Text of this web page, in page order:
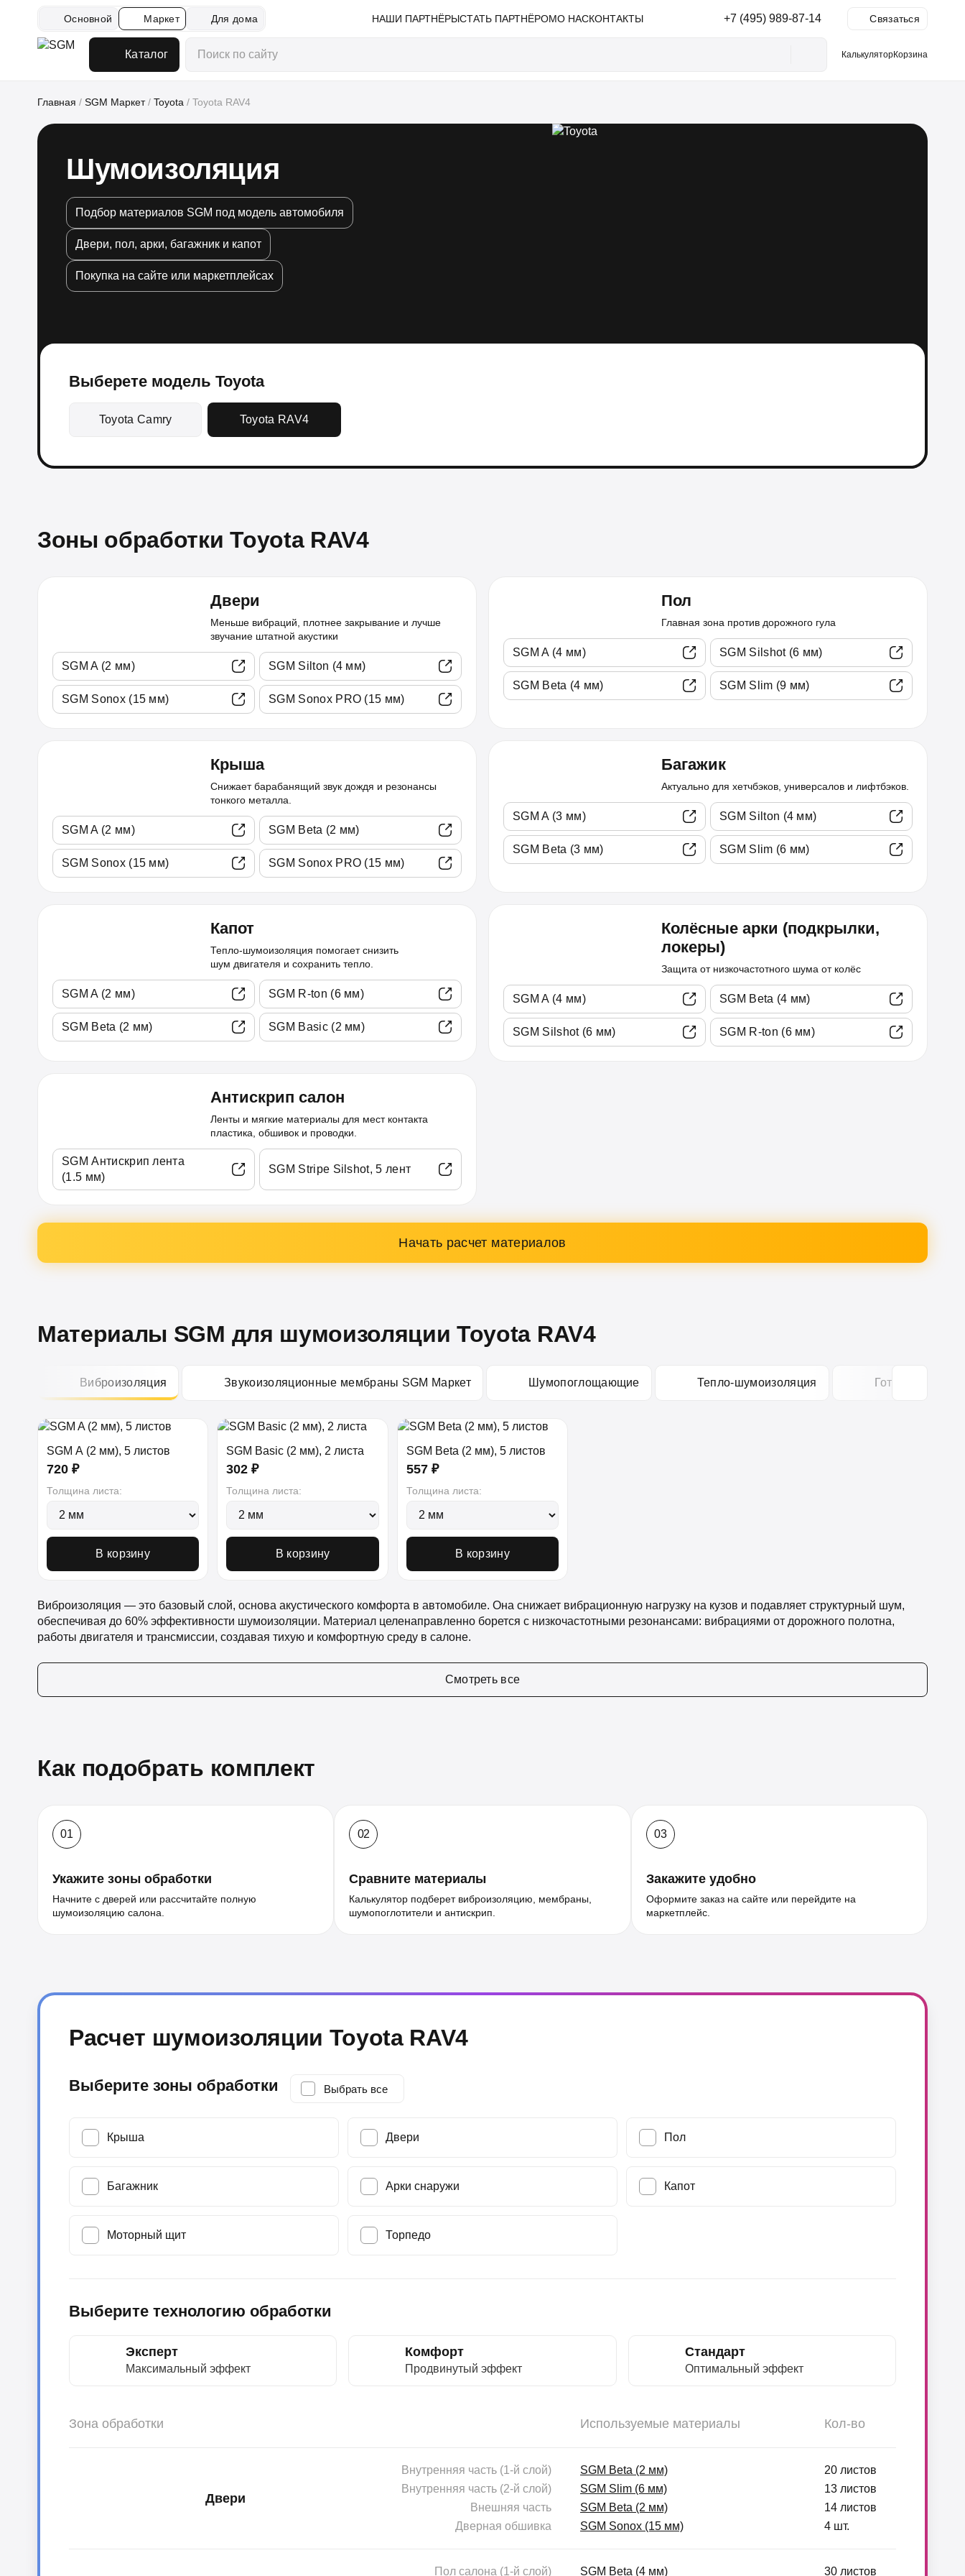
Основной Маркет Для дома НАШИ ПАРТНЁРЫСТАТЬ ПАРТНЁРОМО НАСКОНТАКТЫ +7 (495) 989-87-14 Связаться
Каталог КалькуляторКорзина
Главная / SGM Маркет/ Toyota / Toyota RAV4
Шумоизоляция
Подбор материалов SGM под модель автомобиля
Двери, пол, арки, багажник и капот
Покупка на сайте или маркетплейсах
Выберете модель Toyota
Toyota Camry Toyota RAV4
Зоны обработки Toyota RAV4
Двери
Меньше вибраций, плотнее закрывание и лучше
звучание штатной акустики
SGM A (2 мм) SGM Silton (4 мм)
SGM Sonox (15 мм) SGM Sonox PRO (15 мм)
Пол
Главная зона против дорожного гула
SGM A (4 мм) SGM Silshot (6 мм)
SGM Beta (4 мм) SGM Slim (9 мм)
Крыша
Снижает барабанящий звук дождя и резонансы
тонкого металла.
SGM A (2 мм) SGM Beta (2 мм)
SGM Sonox (15 мм) SGM Sonox PRO (15 мм)
Багажик
Актуально для хетчбэков, универсалов и лифтбэков.
SGM A (3 мм) SGM Silton (4 мм)
SGM Beta (3 мм) SGM Slim (6 мм)
Капот
Тепло-шумоизоляция помогает снизить
шум двигателя и сохранить тепло.
SGM A (2 мм) SGM R-ton (6 мм)
SGM Beta (2 мм) SGM Basic (2 мм)
Колёсные арки (подкрылки,
локеры)
Защита от низкочастотного шума от колёс
SGM A (4 мм) SGM Beta (4 мм)
SGM Silshot (6 мм) SGM R-ton (6 мм)
Антискрип салон
Ленты и мягкие материалы для мест контакта
пластика, обшивок и проводки.
SGM Антискрип лента
(1.5 мм)
SGM Stripe Silshot, 5 лент
Начать расчет материалов
Материалы SGM для шумоизоляции Toyota RAV4
Виброизоляция Звукоизоляционные мембраны SGM Маркет Шумопоглощающие Тепло-шумоизоляция Готовые
SGM A (2 мм), 5 листов
720 ₽
Толщина листа:
В корзину
SGM Basic (2 мм), 2 листа
302 ₽
Толщина листа:
В корзину
SGM Beta (2 мм), 5 листов
557 ₽
Толщина листа:
В корзину
Виброизоляция — это базовый слой, основа акустического комфорта в автомобиле. Она снижает вибрационную нагрузку на кузов и подавляет структурный шум,
обеспечивая до 60% эффективности шумоизоляции. Материал целенаправленно борется с низкочастотными резонансами: вибрациями от дорожного полотна,
работы двигателя и трансмиссии, создавая тихую и комфортную среду в салоне.
Смотреть все
Как подобрать комплект
01
Укажите зоны обработки
Начните с дверей или рассчитайте полную
шумоизоляцию салона.
02
Сравните материалы
Калькулятор подберет виброизоляцию, мембраны,
шумопоглотители и антискрип.
03
Закажите удобно
Оформите заказ на сайте или перейдите на
маркетплейс.
Расчет шумоизоляции Toyota RAV4
Выберите зоны обработки Выбрать все
Крыша Двери Пол
Багажник Арки снаружи Капот
Моторный щит Торпедо
Выберите технологию обработки
Эксперт
Максимальный эффект
Комфорт
Продвинутый эффект
Стандарт
Оптимальный эффект
Зона обработки Используемые материалы Кол-во
Двери
Внутренняя часть (1-й слой) SGM Beta (2 мм)
20 листов
Внутренняя часть (2-й слой)
SGM Slim (6 мм)
13 листов
Внешняя часть
SGM Beta (2 мм)
14 листов
Дверная обшивка
SGM Sonox (15 мм) 4 шт.
Пол салона (1-й слой) SGM Beta (4 мм) 30 листов